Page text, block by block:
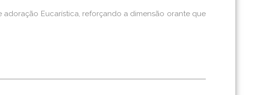
Eucarística, reforçando a dimensão orante que